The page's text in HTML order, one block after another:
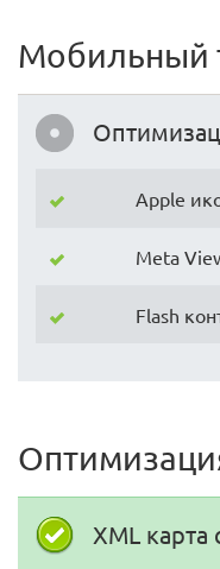
Мобильный
Apple
Meta
Flash
XML карта